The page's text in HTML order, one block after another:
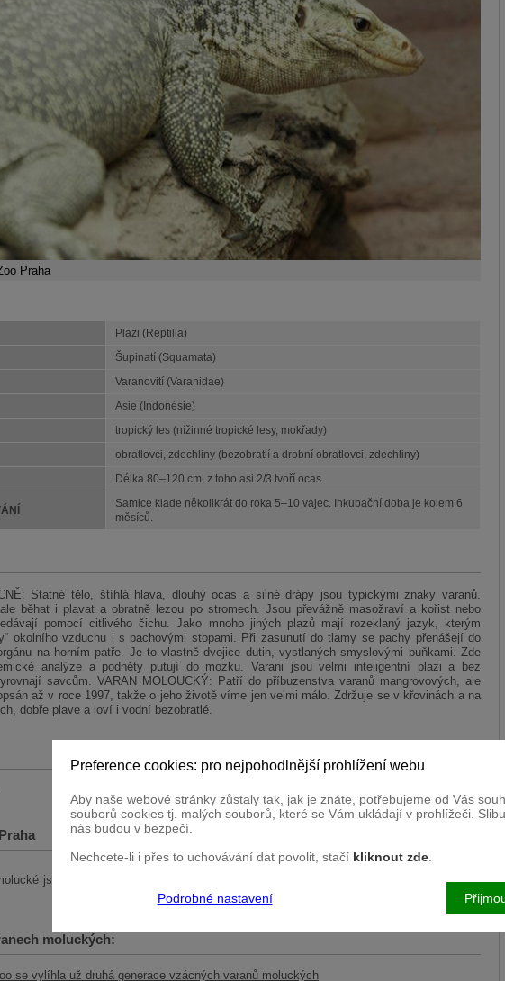
Praha
Plazi (Reptilia)
Šupinatí (Squamata)
Varanovití (Varanidae)
Asie (Indonésie)
tropický les (nížinné tropické lesy, mokřady)
obratlovci, zdechliny (bezobratlí a drobní obratlovci, zdechliny)
Délka 80–120 cm, z toho asi 2/3 tvoří ocas.
Samice klade několikrát do roka 5–10 vajec. Inkubační doba je kolem 6
měsíců.
Statné tělo, štíhlá hlava, dlouhý ocas a silné drápy jsou typickými znaky varanů.
běhat i plavat a obratně lezou po stromech. Jsou převážně masožraví a kořist nebo
pomocí citlivého čichu. Jako mnoho jiných plazů mají rozeklaný jazyk, kterým
okolního vzduchu i s pachovými stopami. Při zasunutí do tlamy se pachy přenášejí do
na horním patře. Je to vlastně dvojice dutin, vystlaných smyslovými buňkami. Zde
analýze a podněty putují do mozku. Varani jsou velmi inteligentní plazi a bez
savcům. VARAN MOLOUCKÝ: Patří do příbuzenstva varanů mangrovových, ale
až v roce 1997, takže o jeho životě víme jen velmi málo. Zdržuje se v křovinách a na
dobře plave a loví i vodní bezobratlé.
jsme získali v roce 2007 z plzeňské zoo, ovšem jednalo se o jedince pocházející
moluckých:
se vylíhla už druhá generace vzácných varanů moluckých
Preference cookies: pro nejpohodlnější prohlížení webu
Aby naše webové stránky zůstaly tak, jak je znáte, potřebujeme od Vás
souborů cookies tj. malých souborů, které se Vám ukládají v prohlížeči.
nás budou v bezpečí.
Nechcete-li i přes to uchovávání dat povolit, stačí kliknout zde
Podrobné nastavení